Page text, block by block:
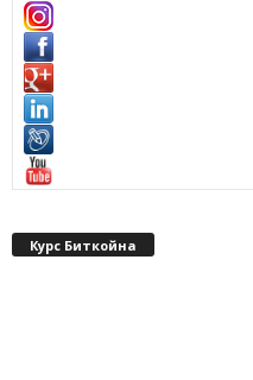
Курс Биткойна